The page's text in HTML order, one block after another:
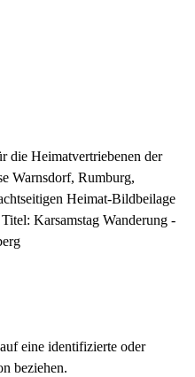
die Heimatvertriebenen der
Warnsdorf, Rumburg,
Heimat-Bildbeilage
Karsamstag Wanderung -
eine identifizierte oder
beziehen.